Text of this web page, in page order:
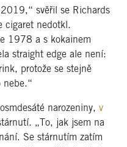
svěřil se Richards
cigaret nedotkl.
1978 a s kokainem
straight edge ale není:
protože se stejně
nebe.“
narozeniny, v
„To, jak jsem na
Se stárnutím zatím